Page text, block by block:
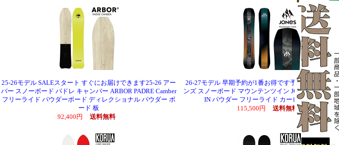
25-26モデル SALEスタート すぐにお届けできます25-26 アー
バー スノーボード パドレ キャンバー ARBOR PADRE Camber
フリーライド パウダーボード ディレクショナル パウダー ボ
ード 板
92,400円
送料無料
26-27モデル 早期予約が1番お得です予約商品 26-27
ンズ スノーボード マウンテンツイン JONES
IN パウダー フリーライド カービング 25Snow
115,500円
送料無料